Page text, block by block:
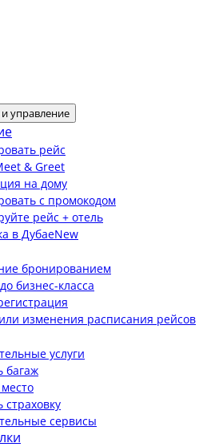
управление
рейс
& Greet
на дому
с промокодом
рейс + отель
в ДубаеNew
бронированием
бизнес-класса
изменения расписания рейсов
услуги
багаж
страховку
сервисы